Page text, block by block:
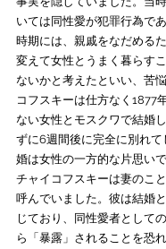
いては同性愛が犯罪行為で
時期には、親戚をなだめる
変えて女性とうまく暮らす
ないかと考えたといい、苦
コフスキーは仕方なく1877
ない女性とモスクワで結婚
ずに6週間後に完全に別れ
婚は女性の一方的な片思い
チャイコフスキーは妻のこ
呼んでいました。彼は結婚
じており、同性愛者として
ら「暴露」されることを恐